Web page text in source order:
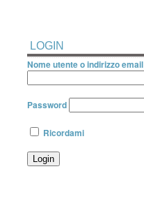
LOGIN
Nome utente o indirizzo email
Password
Ricordami